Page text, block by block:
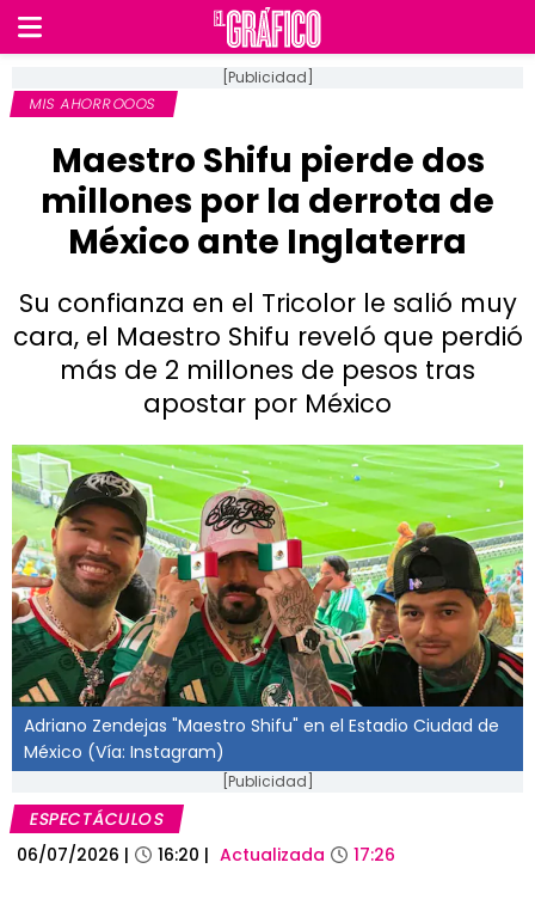
[Publicidad]
MIS AHORROOOS
Maestro Shifu pierde dos
millones por la derrota de
México ante Inglaterra
Su confianza en el Tricolor le salió muy
cara, el Maestro Shifu reveló que perdió
más de 2 millones de pesos tras
apostar por México
Adriano Zendejas "Maestro Shifu" en el Estadio Ciudad de
México (Vía: Instagram)
[Publicidad]
ESPECTÁCULOS
06/07/2026 | 16:20 | Actualizada 17:26